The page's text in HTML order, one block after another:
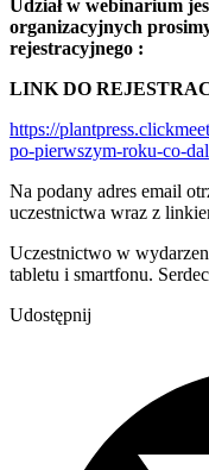
Udział w webinarium
organizacyjnych
rejestracyjnego :
LINK DO
https://
po-pierwszym-roku-co-
Na podany adres email
uczestnictwa wraz z
Uczestnictwo w
tabletu i smartfonu.
Udostępnij